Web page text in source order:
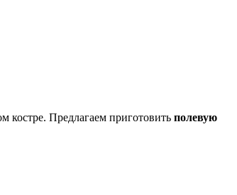
костре. Предлагаем приготовить полевую